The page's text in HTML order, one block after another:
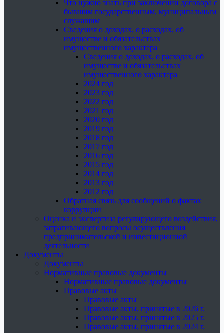
Что нужно знать при заключении договора с
бывшим государственным, муниципальным
служащим
Сведения о доходах, о расходах, об
имуществе и обязательствах
имущественного характера
Сведения о доходах, о расходах, об
имуществе и обязательствах
имущественного характера
2024 год
2023 год
2022 год
2021 год
2020 год
2019 год
2018 год
2017 год
2016 год
2015 год
2014 год
2013 год
2012 год
Обратная связь для сообщений о фактах
коррупции
Оценка и экспертиза регулирующего воздействия,
затрагивающего вопросы осуществления
предпринимательской и инвестиционной
деятельности
Документы
Документы
Нормативные правовые документы
Нормативные правовые документы
Правовые акты
Правовые акты
Правовые акты, принятые в 2026 г.
Правовые акты, принятые в 2025 г.
Правовые акты, принятые в 2024 г.